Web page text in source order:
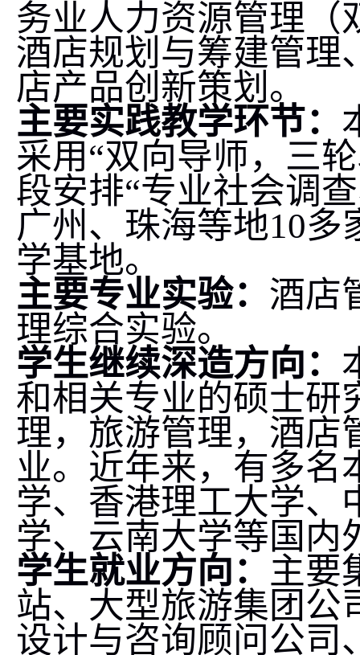
务业人力资源管理（
酒店规划与筹建管理
店产品创新策划 。
主要实践教学环节：
采用“双向导师，三
段安排“专业社会调
广州、珠海等地10多
学基地。
主要专业实验： 酒店
理综合实验。
学生继续深造方向：
和相关专业的硕士研
理，旅游管理，酒店
业。近年来，有多名
学、香港理工大学、
学、云南大学等国内
学生就业方向： 主要
站、大型旅游集团公
设计与咨询顾问公司